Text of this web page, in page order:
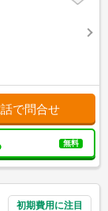
で問合せ
無料
初期費用に注目